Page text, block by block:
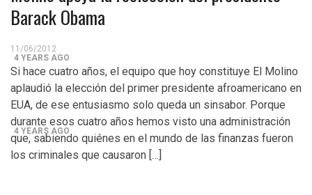
Control del Senado EUA en juego en 2da vuelta
4 YEARS AGO
¡Finalmente! Cámara de Representantes obtiene
declaraciones de impuestos de Donald Trump
4 YEARS AGO
¡Culpable! Jurado en Washington D.C. falla en contra
Barack Obama
11/06/2012
Si hace cuatro años, el equipo que hoy constituye El Molino
aplaudió la elección del primer presidente afroamericano en
EUA, de ese entusiasmo solo queda un sinsabor. Porque
durante esos cuatro años hemos visto una administración
que, sabiendo quiénes en el mundo de las finanzas fueron
los criminales que causaron […]